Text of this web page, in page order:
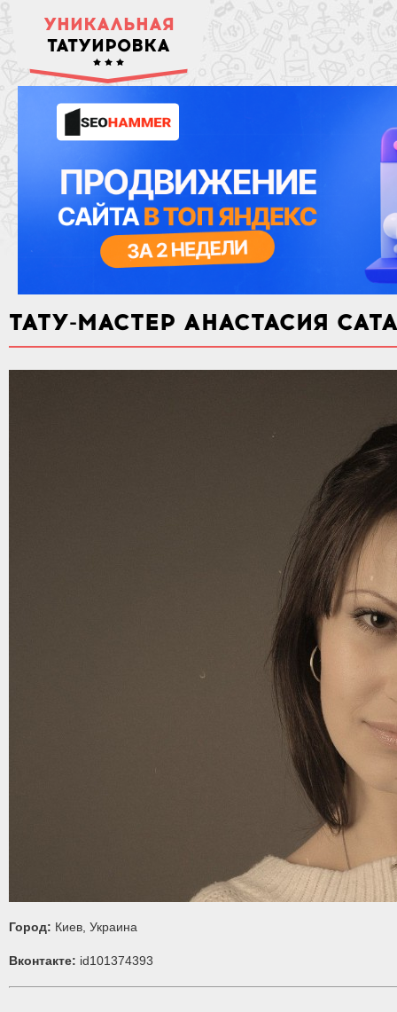
УНИКАЛЬНАЯ
ТАТУИРОВКА
ТАТУ-МАСТЕР АНАСТАСИЯ
Город: Киев, Украина
Вконтакте: id101374393